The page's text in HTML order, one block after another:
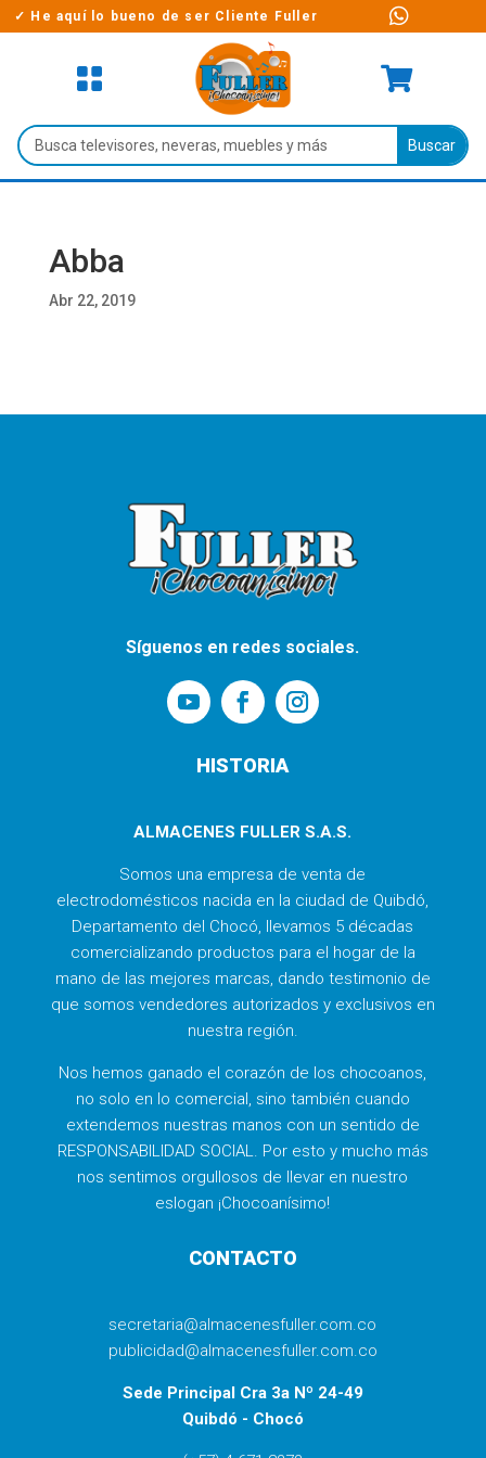
✓ He aquí lo bueno de ser Cliente Fuller 
 
Abba
Abr 22, 2019
Síguenos en redes sociales.
HISTORIA
ALMACENES FULLER S.A.S.
Somos una empresa de venta de
electrodomésticos nacida en la ciudad de Quibdó,
Departamento del Chocó, llevamos 5 décadas
comercializando productos para el hogar de la
mano de las mejores marcas, dando testimonio de
que somos vendedores autorizados y exclusivos en
nuestra región.
Nos hemos ganado el corazón de los chocoanos,
no solo en lo comercial, sino también cuando
extendemos nuestras manos con un sentido de
RESPONSABILIDAD SOCIAL. Por esto y mucho más
nos sentimos orgullosos de llevar en nuestro
eslogan ¡Chocoanísimo!
CONTACTO
secretaria@almacenesfuller.com.co
publicidad@almacenesfuller.com.co
Sede Principal Cra 3a Nº 24-49
Quibdó - Chocó